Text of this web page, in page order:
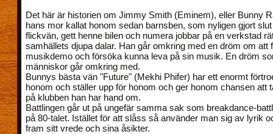
Det här är historien om Jimmy Smith (Eminem), eller Bunny
hans mor kallat honom sedan barnsben, som nyligen gjort
flickvän, gett henne bilen och numera jobbar på en verkstad
samhällets djupa dalar. Han går omkring med en dröm om att
musikdemo och försöka kunna leva på sin musik. En dröm
människor går omkring med.
Bunnys bästa vän "Future" (Mekhi Phifer) har ett enormt
honom och ställer upp för honom och ger honom chansen att
på klubben han har hand om.
Battlingen går ut på ungefär samma sak som breakdance-
på 80-talet. Istället för att slåss så använder man sig av lyrik
fram sitt vrede och sina åsikter.